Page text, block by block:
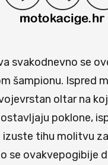
svakodnevno se
šampionu. Ispred
oltar na
poklone,
tihu molitvu
se ovakvepogibije